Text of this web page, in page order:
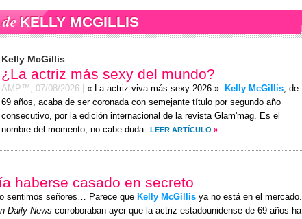
deKELLY MCGILLIS
Kelly McGillis
¿La actriz más sexy del mundo?
AMP™, 07/08/2026 « La actriz viva más sexy 2026 ». Kelly McGillis, de
69 años, acaba de ser coronada con semejante título por segundo año
consecutivo, por la edición internacional de la revista Glam'mag. Es el
nombre del momento, no cabe duda. LEER ARTÍCULO »
haberse casado en secreto
sentimos señores… Parece que Kelly McGillis ya no está en el mercado.
Daily News corroboraban ayer que la actriz estadounidense de 69 años ha